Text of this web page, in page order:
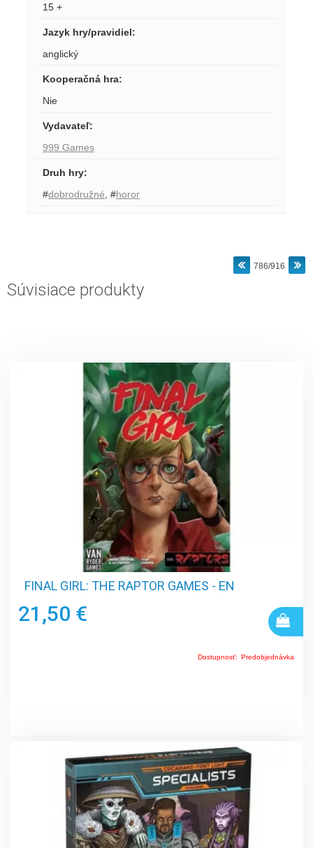
15 +
Jazyk hry/pravidiel:
anglický
Kooperačná hra:
Nie
Vydavateľ:
999 Games
Druh hry:
#dobrodružné #horor
786/916
Súvisiace produkty
FINAL GIRL: THE RAPTOR GAMES - EN
21,50 €
Dostupnosť: Predobjednávka